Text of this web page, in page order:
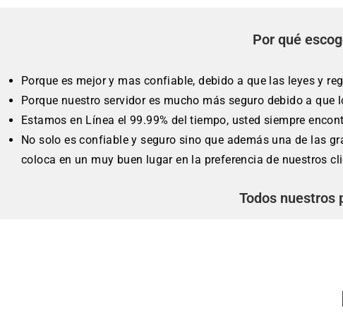
Por qué
Porque es mejor y mas confiable, debido a que las leyes y
Porque nuestro servidor es mucho más seguro debido a
Estamos en Línea el 99.99% del tiempo, usted siempre
No solo es confiable y seguro sino que además una de las
coloca en un muy buen lugar en la preferencia de nuestros
Todos nuestros